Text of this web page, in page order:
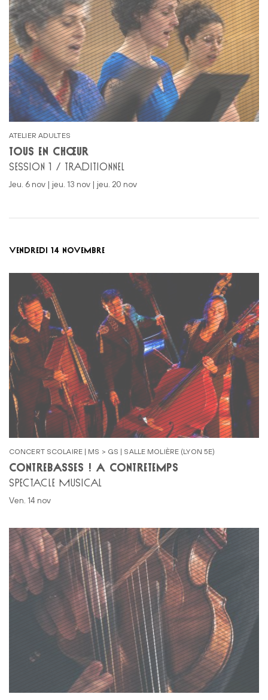
ATELIER ADULTES
TOUS EN CHŒUR
SESSION 1 / TRADITIONNEL
jeu. 6 nov | jeu. 13 nov | jeu. 20 nov
VENDREDI 14 NOVEMBRE
CONCERT SCOLAIRE | MS > GS | SALLE MOLIÈRE (LYON 5E)
CONTREBASSES ! À CONTRETEMPS
SPECTACLE MUSICAL
ven. 14 nov